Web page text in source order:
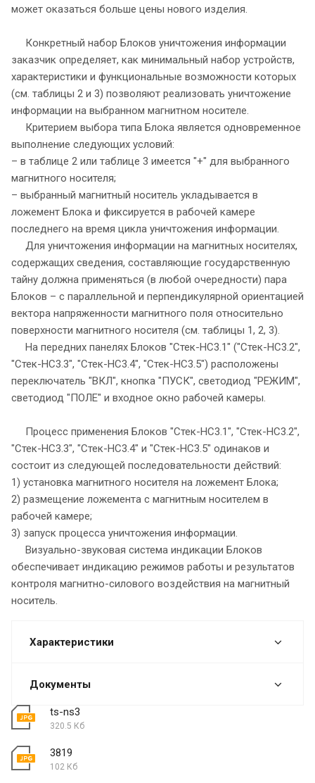
может оказаться больше цены нового изделия.
Конкретный набор Блоков уничтожения информации
заказчик определяет, как минимальный набор устройств,
характеристики и функциональные возможности которых
(см. таблицы 2 и 3) позволяют реализовать уничтожение
информации на выбранном магнитном носителе.
Критерием выбора типа Блока является одновременное
выполнение следующих условий:
– в таблице 2 или таблице 3 имеется "+" для выбранного
магнитного носителя;
– выбранный магнитный носитель укладывается в
ложемент Блока и фиксируется в рабочей камере
последнего на время цикла уничтожения информации.
Для уничтожения информации на магнитных носителях,
содержащих сведения, составляющие государственную
тайну должна применяться (в любой очередности) пара
Блоков – с параллельной и перпендикулярной ориентацией
вектора напряженности магнитного поля относительно
поверхности магнитного носителя (см. таблицы 1, 2, 3).
На передних панелях Блоков "Стек-НС3.1" ("Стек-НС3.2",
"Стек-НС3.3", "Стек-НС3.4", "Стек-НС3.5") расположены
переключатель "ВКЛ", кнопка "ПУСК", светодиод "РЕЖИМ",
светодиод "ПОЛЕ" и входное окно рабочей камеры.
Процесс применения Блоков "Стек-НС3.1", "Стек-НС3.2",
"Стек-НС3.3", "Стек-НС3.4" и "Стек-НС3.5" одинаков и
состоит из следующей последовательности действий:
1) установка магнитного носителя на ложемент Блока;
2) размещение ложемента с магнитным носителем в
рабочей камере;
3) запуск процесса уничтожения информации.
Визуально-звуковая система индикации Блоков
обеспечивает индикацию режимов работы и результатов
контроля магнитно-силового воздействия на магнитный
носитель.
Характеристики
Документы
ts-ns3
320.5 Кб
3819
102 Кб